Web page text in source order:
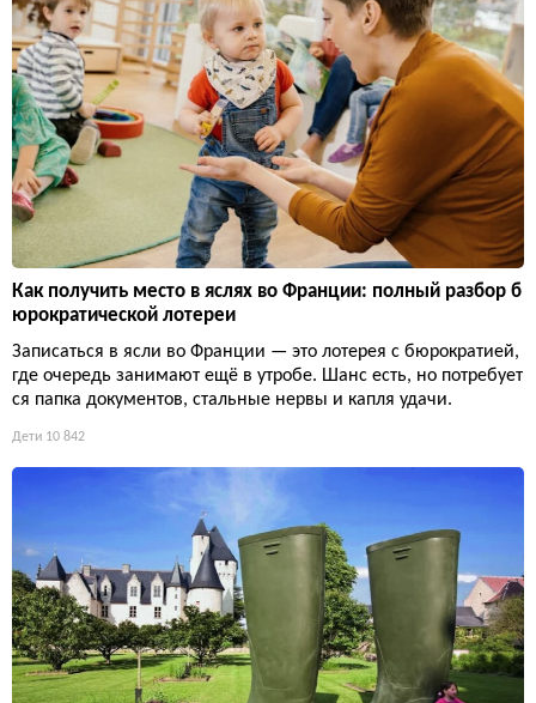
Как получить место в яслях во Франции: полный разбор б
юрократической лотереи
Записаться в ясли во Франции — это лотерея с бюрократией,
где очередь занимают ещё в утробе. Шанс есть, но потребует
ся папка документов, стальные нервы и капля удачи.
Дети 10 842